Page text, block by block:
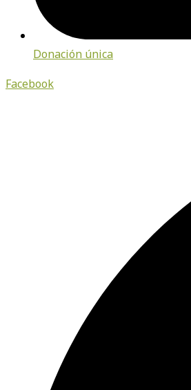
Donación única
Facebook